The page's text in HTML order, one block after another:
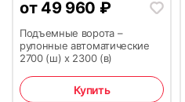
35
от 49 960 ₽
Подъемные ворота –
рулонные автоматические
2700 (ш) х 2300 (в)
Купить